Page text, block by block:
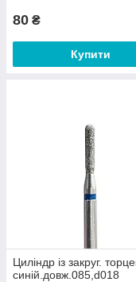
80 ₴
Купити
Циліндр із закруг.
синій.довж.085,d018